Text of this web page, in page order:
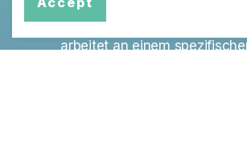
Jede Partnerinstitution des
arbeitet an einem